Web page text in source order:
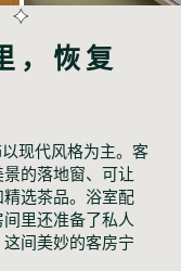
，恢复
现代风格为主。客
的落地窗、可让
选茶品。浴室配
里还准备了私人
间美妙的客房宁